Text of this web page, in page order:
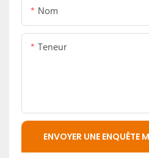
Nom
Teneur
ENVOYER UNE ENQUÊTE